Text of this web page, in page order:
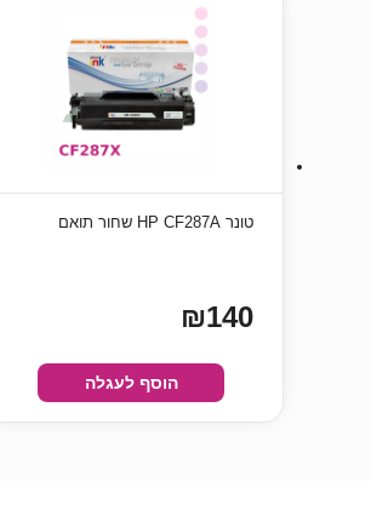
טונר HP CF287A שחור תואם
₪140
הוסף לעגלה